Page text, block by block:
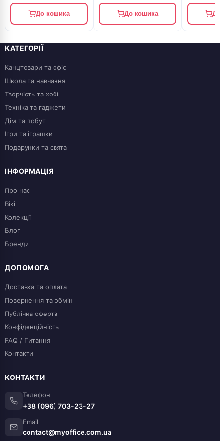
До кошика До кошика
КАТЕГОРІЇ
Канцтовари та офіс
Школа та навчання
Творчість та хобі
Техніка та гаджети
Дім та побут
Ігри та іграшки
Подарунки та свята
ІНФОРМАЦІЯ
Про нас
Вікі
Колекції
Блог
Бренди
ДОПОМОГА
Доставка та оплата
Повернення та обмін
Публічна оферта
Конфіденційність
FAQ / Питання
Контакти
КОНТАКТИ
Телефон
+38 (096) 703-23-27
Email
contact@myoffice.com.ua